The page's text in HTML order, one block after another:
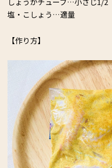
塩・こしょう…適量
【作り方】